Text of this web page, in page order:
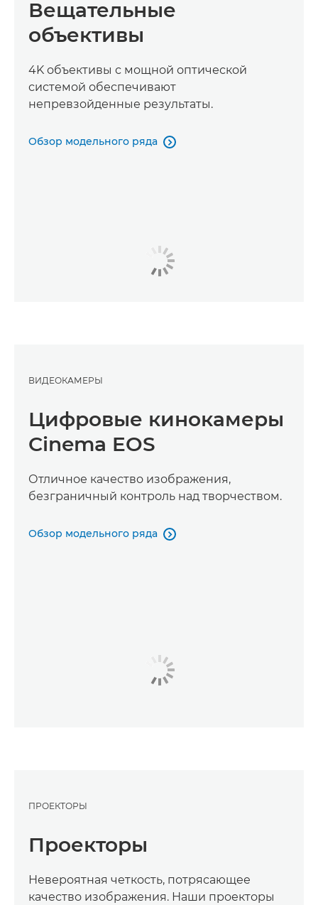
Вещательные
объективы
4K объективы с мощной оптической
системой обеспечивают
непревзойденные результаты.
Обзор модельного ряда 
ВИДЕОКАМЕРЫ
Цифровые кинокамеры
Cinema EOS
Отличное качество изображения,
безграничный контроль над творчеством.
Обзор модельного ряда 
ПРОЕКТОРЫ
Проекторы
Невероятная четкость, потрясающее
качество изображения. Наши проекторы